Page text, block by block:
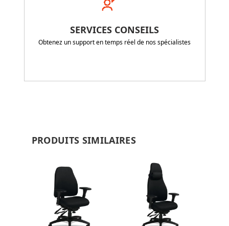
SERVICES CONSEILS
Obtenez un support en temps réel de nos spécialistes
PRODUITS SIMILAIRES